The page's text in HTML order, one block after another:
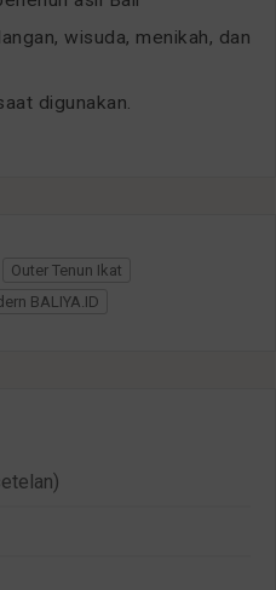
wisuda, menikah, dan
digunakan.
Outer Tenun Ikat
BALIYA.ID